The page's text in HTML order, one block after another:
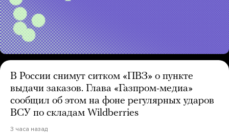
В России снимут ситком «ПВЗ» о пункте
выдачи заказов. Глава «Газпром-медиа»
сообщил об этом на фоне регулярных ударов
ВСУ по складам Wildberries
3 часа назад